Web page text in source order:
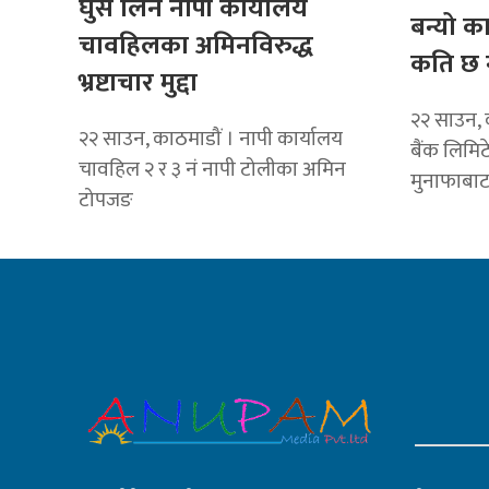
चावहिलका अमिनविरुद्ध
भ्रष्टाचार मुद्दा
२२ साउन, काठमाडौं । नापी कार्यालय
चावहिल २ र ३ नं नापी टोलीका अमिन
टोपजङ
बन्यो
कति छ
२२
बैंक